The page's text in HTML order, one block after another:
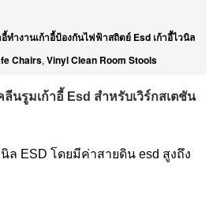
อี้ทำงานเก้าอี้ป้องกันไฟฟ้าสถิตย์ Esd เก้าอี้ไวนิล
Chairs, Vinyl Clean Room Stools
นรูมเก้าอี้ Esd สำหรับเวิร์กสเตชัน
ล ESD โดยมีค่าสายดิน esd สูงถึง